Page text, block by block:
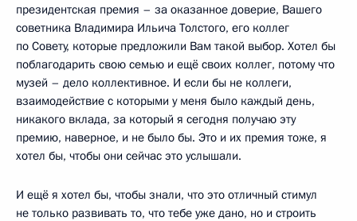
президентская премия – за оказанное доверие, Вашего
советника Владимира Ильича Толстого, его коллег
по Совету, которые предложили Вам такой выбор. Хотел бы
поблагодарить свою семью и ещё своих коллег, потому что
музей – дело коллективное. И если бы не коллеги,
взаимодействие с которыми у меня было каждый день,
никакого вклада, за который я сегодня получаю эту
премию, наверное, и не было бы. Это и их премия тоже, я
хотел бы, чтобы они сейчас это услышали.
И ещё я хотел бы, чтобы знали, что это отличный стимул
не только развивать то, что тебе уже дано, но и строить